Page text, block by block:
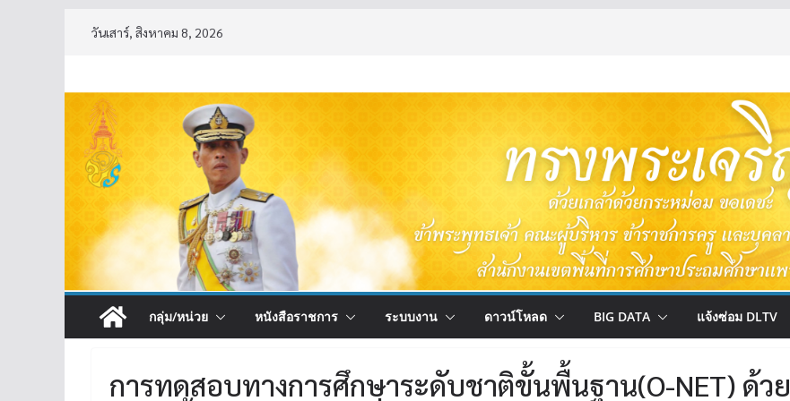
วันเสาร์, สิงหาคม 8, 2026
กลุ่ม/หน่วย หนังสือราชการ ระบบงาน ดาวน์โหลด BIG DATA แจ้งซ่อม DLTV
การทดสอบทางการศึกษาระดับชาติขั้นพื้นฐาน(O-NET) ด้วย